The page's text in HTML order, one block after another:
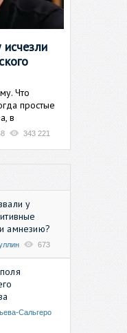
Что
простые
в
343 221
у
амнезию?
673
Сальгеро